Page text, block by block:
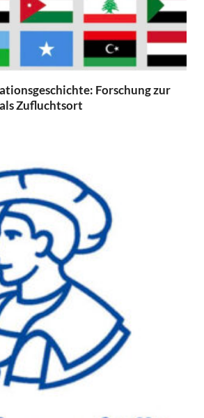
Forschung zur
Zufluchtsort